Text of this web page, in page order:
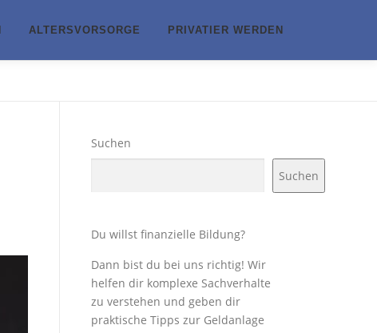
ALTERSVORSORGE PRIVATIER WERDEN
Suchen
Suchen
Du willst finanzielle Bildung?
Dann bist du bei uns richtig! Wir
helfen dir komplexe Sachverhalte
zu verstehen und geben dir
praktische Tipps zur Geldanlage